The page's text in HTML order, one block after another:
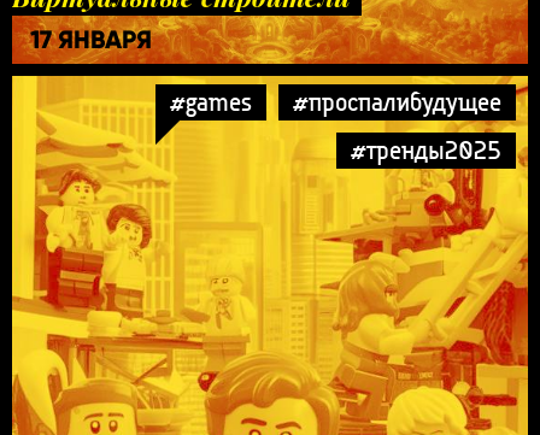
17 ЯНВАРЯ
#games
#проспалибудущее
#тренды2025